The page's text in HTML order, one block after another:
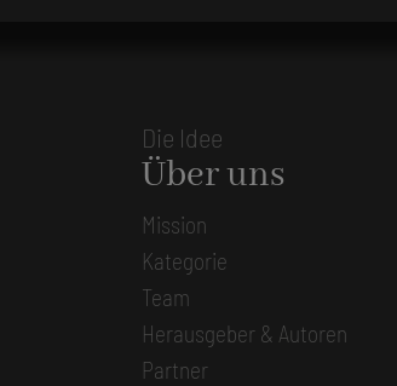
Die Idee
Über uns
Mission
Kategorie
Team
Herausgeber & Autoren
Partner